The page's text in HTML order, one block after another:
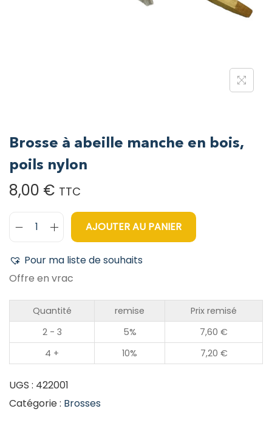
Brosse à abeille manche en bois,
poils nylon
8,00 € TTC
AJOUTER AU PANIER
Pour ma liste de souhaits
Offre en vrac
Quantité remise
Prix remisé
2 - 3
5% 7,60 €
4 +
10% 7,20 €
UGS : 422001
Catégorie : Brosses